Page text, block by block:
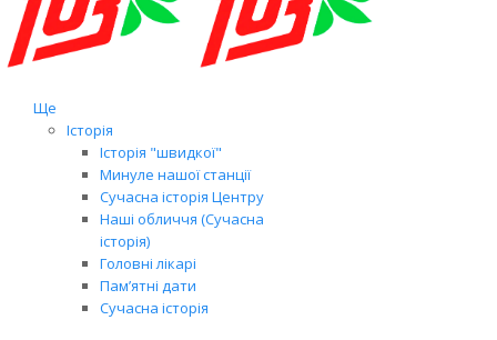
Ще
Історія
Історія "швидкої"
Минуле нашої станції
Сучасна історія Центру
Наші обличчя (Сучасна
історія)
Головні лікарі
Пам’ятні дати
Сучасна історія